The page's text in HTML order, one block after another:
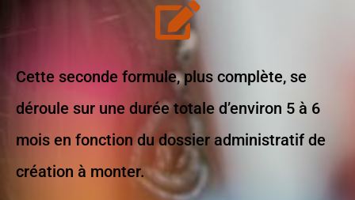
Cette seconde formule, plus complète, se
déroule sur une durée totale d’environ 5 à 6
mois en fonction du dossier administratif de
création à monter.